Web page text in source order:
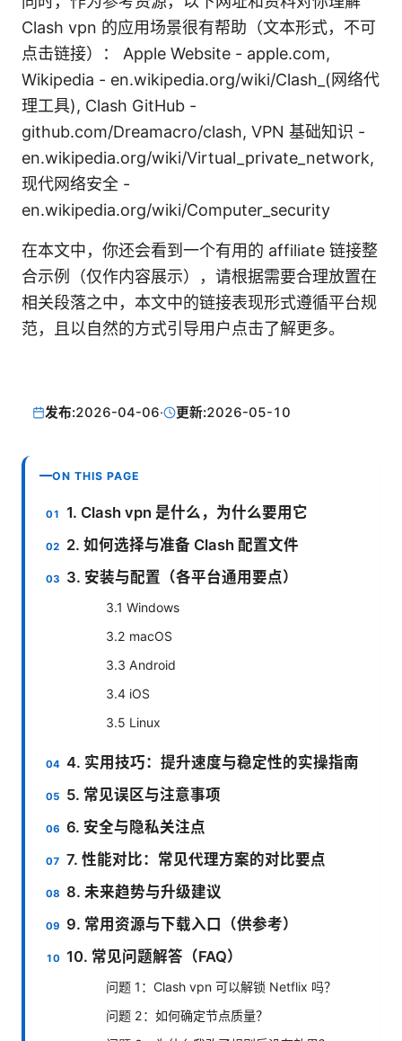
Clash vpn 的应用场景很有帮助（文本形式，不可
点击链接）： Apple Website - apple.com,
Wikipedia - en.wikipedia.org/wiki/Clash_(网络代
理工具), Clash GitHub -
github.com/Dreamacro/clash, VPN 基础知识 -
en.wikipedia.org/wiki/Virtual_private_network,
现代网络安全 -
en.wikipedia.org/wiki/Computer_security
在本文中，你还会看到一个有用的 affiliate 链接整
合示例（仅作内容展示），请根据需要合理放置在
相关段落之中，本文中的链接表现形式遵循平台规
范，且以自然的方式引导用户点击了解更多。
发布:2026-04-06· 更新:2026-05-10
ON THIS PAGE
1. Clash vpn 是什么，为什么要用它
2. 如何选择与准备 Clash 配置文件
3. 安装与配置（各平台通用要点）
3.1 Windows
3.2 macOS
3.3 Android
3.4 iOS
3.5 Linux
4. 实用技巧：提升速度与稳定性的实操指南
5. 常见误区与注意事项
6. 安全与隐私关注点
7. 性能对比：常见代理方案的对比要点
8. 未来趋势与升级建议
9. 常用资源与下载入口（供参考）
10. 常见问题解答（FAQ）
问题 1：Clash vpn 可以解锁 Netflix 吗？
问题 2：如何确定节点质量？